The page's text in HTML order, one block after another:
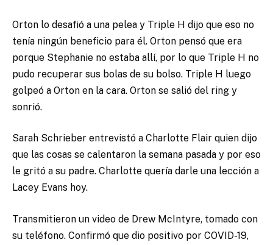
Orton lo desafió a una pelea y Triple H dijo que eso no
tenía ningún beneficio para él. Orton pensó que era
porque Stephanie no estaba allí, por lo que Triple H no
pudo recuperar sus bolas de su bolso. Triple H luego
golpeó a Orton en la cara. Orton se salió del ring y
sonrió.
Sarah Schrieber entrevistó a Charlotte Flair quien dijo
que las cosas se calentaron la semana pasada y por eso
le gritó a su padre. Charlotte quería darle una lección a
Lacey Evans hoy.
Transmitieron un video de Drew McIntyre, tomado con
su teléfono. Confirmó que dio positivo por COVID-19,